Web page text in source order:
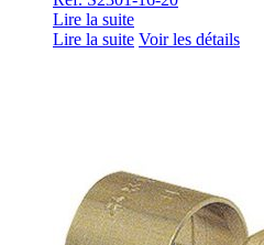
Lire la suite
Lire la suite Voir les détails